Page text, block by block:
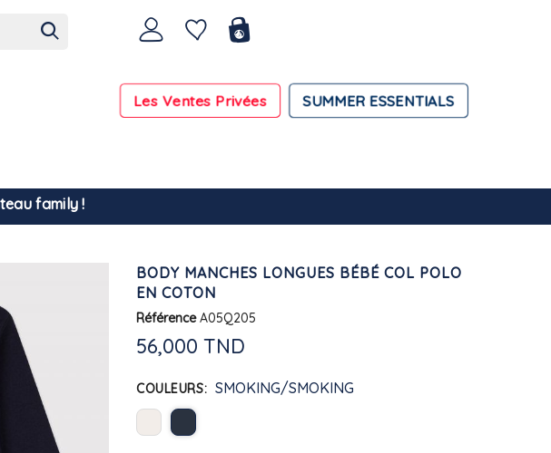
SUMMER ESSENTIALS
Les Ventes Privées
family !
Tunisie !
(hors promo)
BODY MANCHES LONGUES BÉBÉ COL POLO
EN COTON
Référence A05Q205
56,000 TND
COULEURS SMOKING/SMOKING